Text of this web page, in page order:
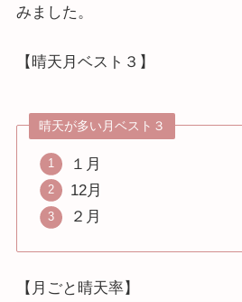
みました。
【晴天月ベスト３】
晴天が多い月ベスト３
１月
12月
２月
【月ごと晴天率】